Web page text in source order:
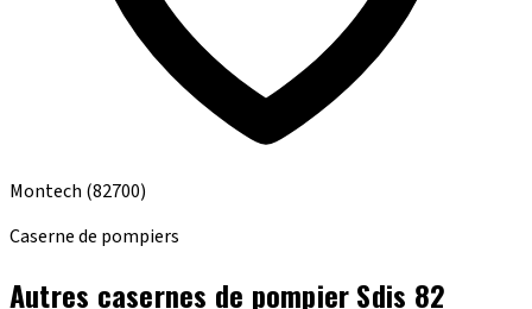
Montech (82700)
Caserne de pompiers
Autres casernes de pompier Sdis 82